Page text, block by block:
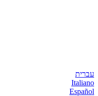
עברית
Italiano
Español